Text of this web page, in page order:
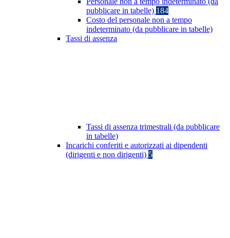
pubblicare in tabelle) 184
Costo del personale non a tempo
indeterminato (da pubblicare in tabelle)
Tassi di assenza
Tassi di assenza trimestrali (da pubblicare
in tabelle)
Incarichi conferiti e autorizzati ai dipendenti
(dirigenti e non dirigenti) 5